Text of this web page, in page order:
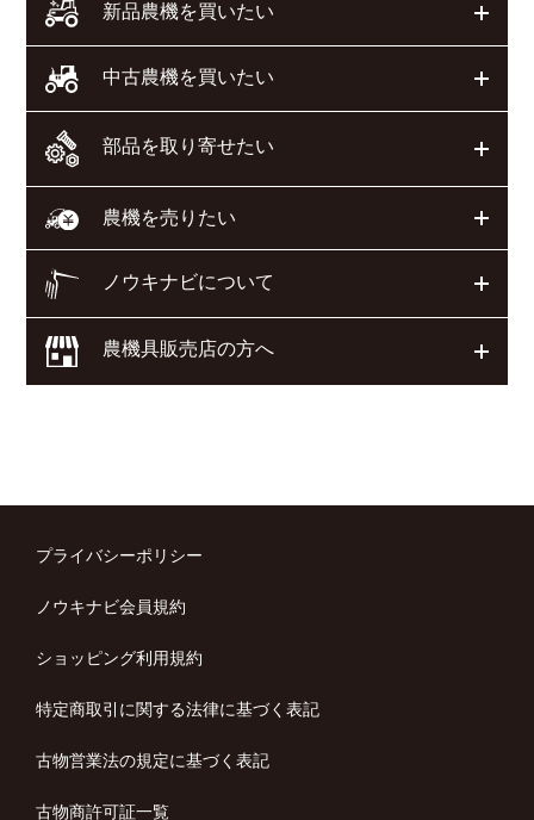
新品農機を買いたい
中古農機を買いたい
部品を取り寄せたい
農機を売りたい
ノウキナビについて
農機具販売店の方へ
プライバシーポリシー
ノウキナビ会員規約
ショッピング利用規約
特定商取引に関する法律に基づく表記
古物営業法の規定に基づく表記
古物商許可証一覧